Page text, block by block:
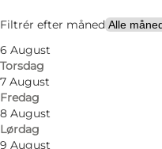
Filtrér efter måned
6 August
Torsdag
7 August
Fredag
8 August
Lørdag
9 August
Besøg hjemmeside